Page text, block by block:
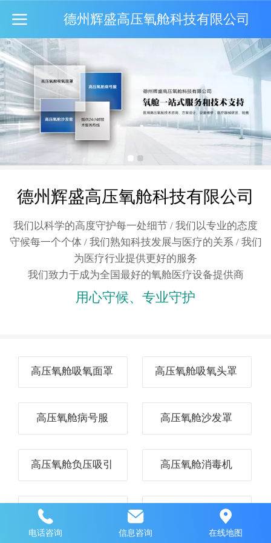
德州辉盛高压氧舱科技有限公司
德州辉盛高压氧舱科技有限公司
我们以科学的高度守护每一处细节 / 我们以专业的态度
守候每一个个体 / 我们熟知科技发展与医疗的关系 / 我们
为医疗行业提供更好的服务
我们致力于成为全国最好的氧舱医疗设备提供商
用心守候、专业守护
高压氧舱吸氧面罩 高压氧舱吸氧头罩
高压氧舱病号服 高压氧舱沙发罩
高压氧舱负压吸引 高压氧舱消毒机
高压氧舱心电监护仪 高压氧舱配件
电话咨询 信息咨询 在线地图